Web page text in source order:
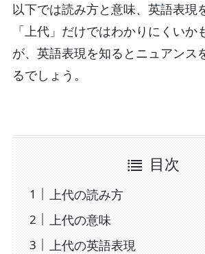
以下では読み方と意味、英語表現
「上代」だけではわかりにくいか
が、英語表現を知るとニュアンス
るでしょう。
目次
上代の読み方
上代の意味
上代の英語表現